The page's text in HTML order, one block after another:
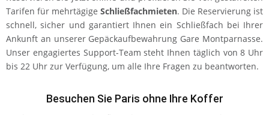
Tarifen für mehrtägige Schließfachmieten. Die Reservierung ist
schnell, sicher und garantiert Ihnen ein Schließfach bei Ihrer
Ankunft an unserer Gepäckaufbewahrung Gare Montparnasse.
Unser engagiertes Support-Team steht Ihnen täglich von 8 Uhr
bis 22 Uhr zur Verfügung, um alle Ihre Fragen zu beantworten.
Besuchen Sie Paris ohne Ihre Koffer